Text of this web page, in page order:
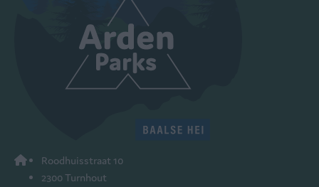
Roodhuisstraat 10
2300 Turnhout